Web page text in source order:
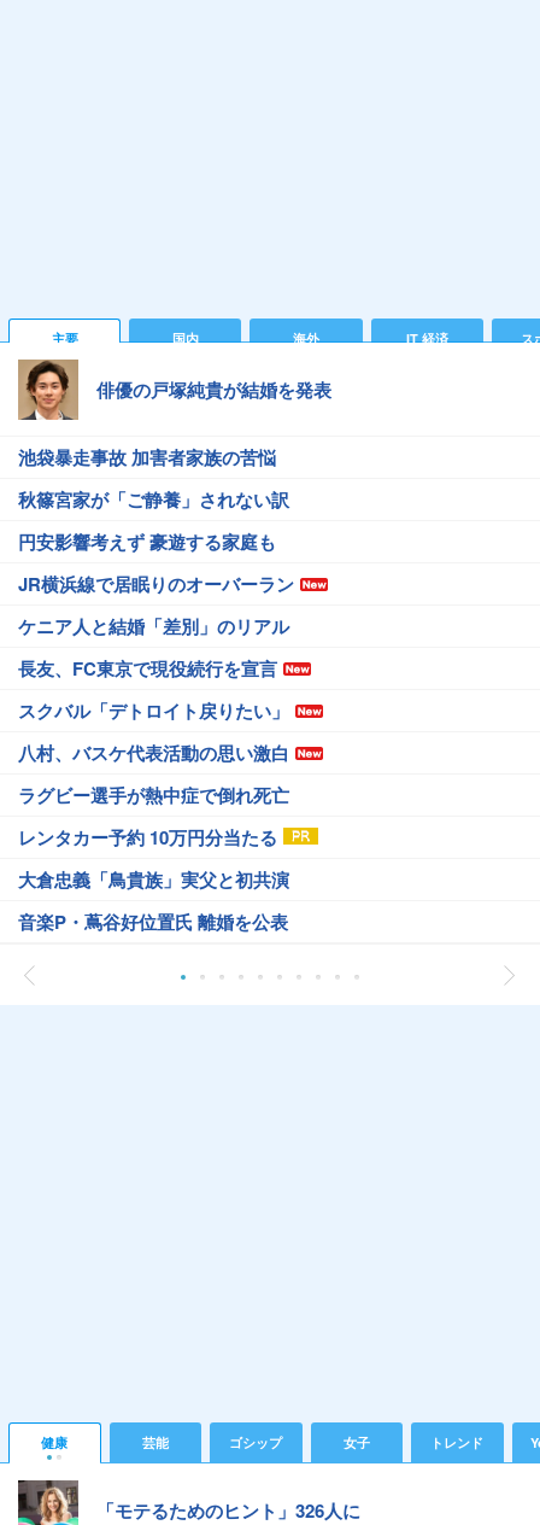
主要 国内 海外 IT 経済 ス
俳優の戸塚純貴が結婚を発表
池袋暴走事故 加害者家族の苦悩
秋篠宮家が「ご静養」されない訳
円安影響考えず 豪遊する家庭も
JR横浜線で居眠りのオーバーラン
ケニア人と結婚「差別」のリアル
長友、FC東京で現役続行を宣言
スクバル「デトロイト戻りたい」
八村、バスケ代表活動の思い激白
ラグビー選手が熱中症で倒れ死亡
レンタカー予約 10万円分当たる
大倉忠義「鳥貴族」実父と初共演
音楽P・蔦谷好位置氏 離婚を公表
健康 芸能 ゴシップ 女子 トレンド
「モテるためのヒント」326人に